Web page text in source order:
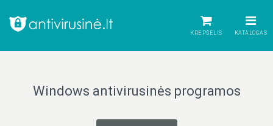
KATALOGAS
KREPŠELIS
Windows antivirusinės programos